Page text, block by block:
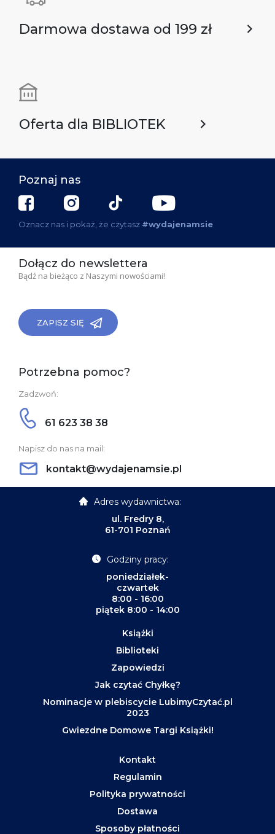
Darmowa dostawa od 199 zł
Oferta dla BIBLIOTEK
Poznaj nas
Oznacz nas i pokaż, że czytasz #wydajenamsie
Dołącz do newslettera
Bądź na bieżąco z Naszymi nowościami!
ZAPISZ SIĘ
Potrzebna pomoc?
Zadzwoń:
61 623 38 38
Napisz do nas na mail:
kontakt@wydajenamsie.pl
Adres wydawnictwa:
ul. Fredry 8,
61-701 Poznań
Godziny pracy:
poniedziałek-
czwartek
8:00 - 16:00
piątek 8:00 - 14:00
Książki
Biblioteki
Zapowiedzi
Jak czytać Chyłkę?
Nominacje w plebiscycie LubimyCzytać.pl
2023
Gwiezdne Domowe Targi Książki!
Kontakt
Regulamin
Polityka prywatności
Dostawa
Sposoby płatności